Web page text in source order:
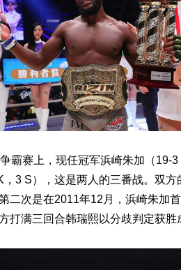
赛上，现任冠军浜崎朱加（19-3
，3 S），这是两人的三番战。双
二次是在2011年12月，浜崎朱加
打满三回合韩瑞熙以分歧判定获